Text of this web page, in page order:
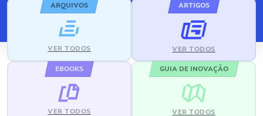
ARQUIVOS
VER TODOS
ARTIGOS
VER TODOS
EBOOKS
VER TODOS
GUIA DE INOVAÇÃO
VER TODOS